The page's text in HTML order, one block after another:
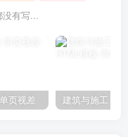
没有写...
页视差